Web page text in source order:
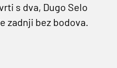
s dva, Dugo Selo
zadnji bez bodova.